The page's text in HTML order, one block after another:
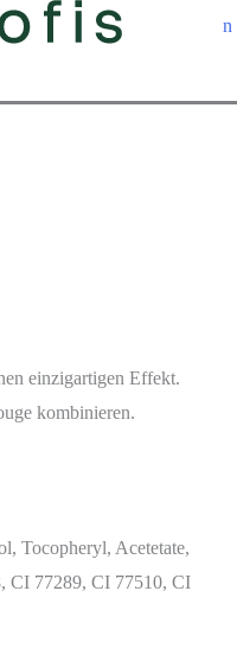
n
einzigartigen Effekt.
kombinieren.
Tocopheryl, Acetetate,
CI 77289, CI 77510, CI